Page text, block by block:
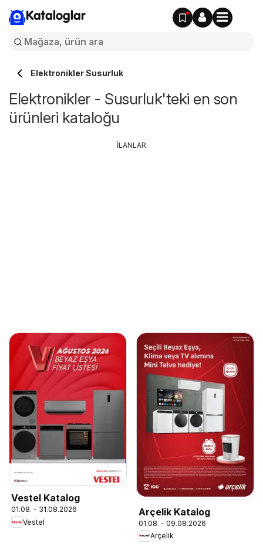
Kataloglar
Elektronikler Susurluk
Elektronikler - Susurluk'teki en son
ürünleri kataloğu
Vestel Katalog
01.08. - 31.08.2026
Vestel
Arçelik Katalog
01.08. - 09.08.2026
Arçelik
İLANLAR